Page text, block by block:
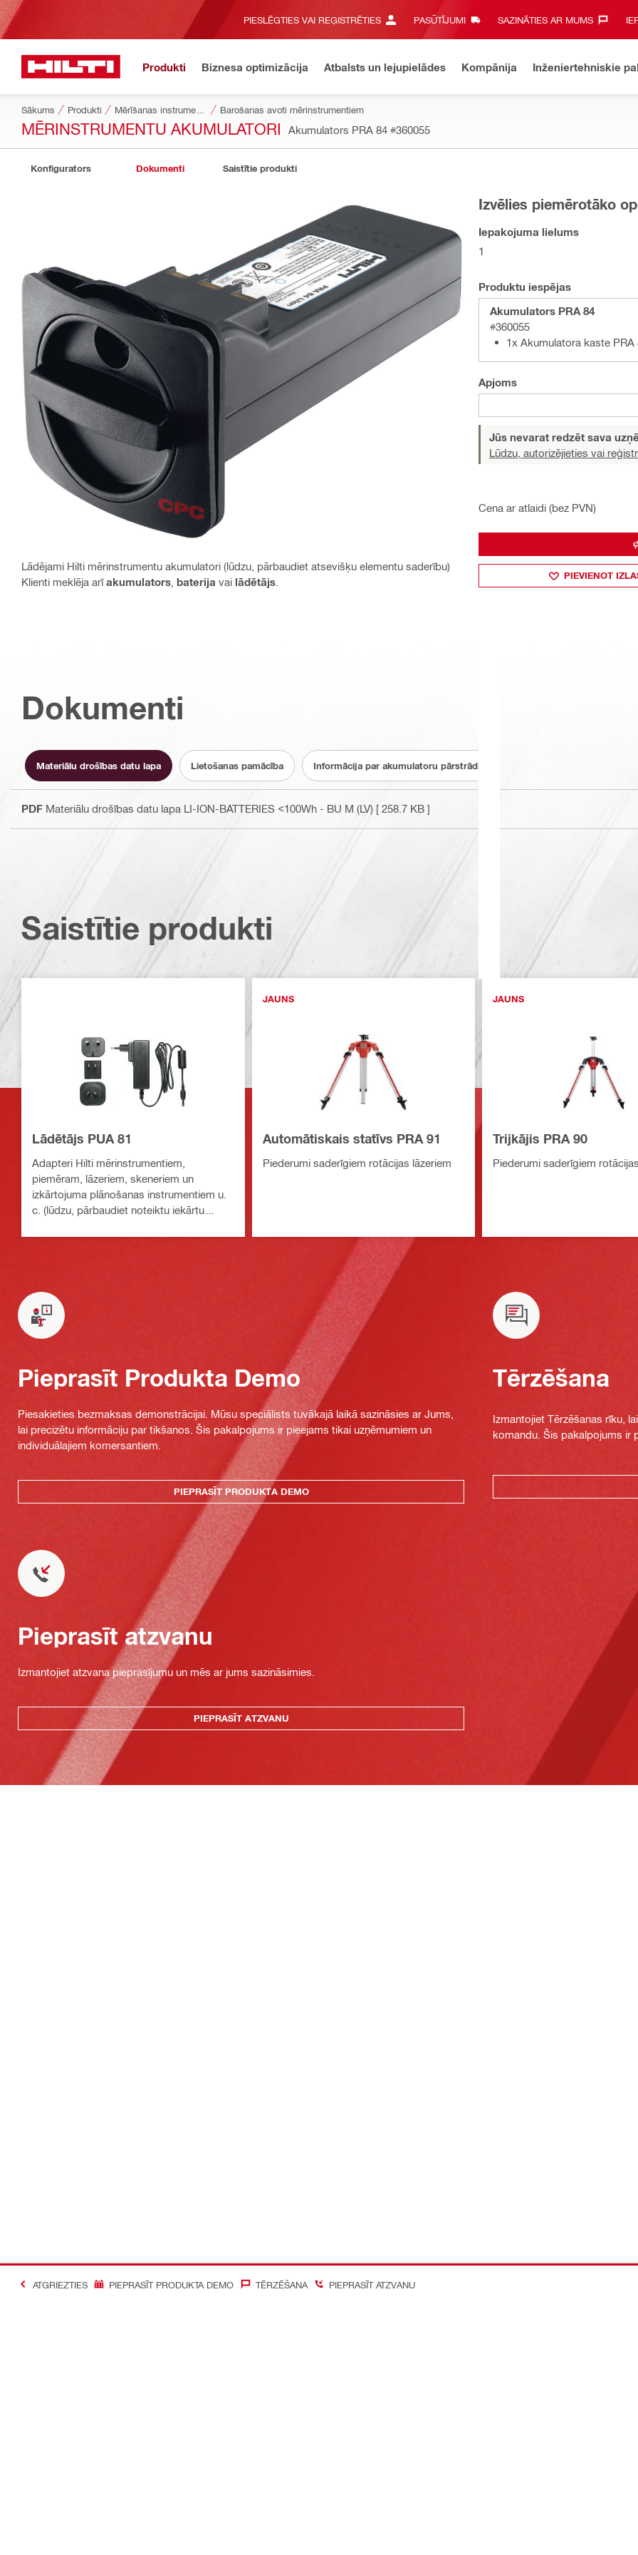
PIESLĒGTIES VAI REĢISTRĒTIES PASŪTĪJUMI SAZINĀTIES AR MUMS‎
Produkti Biznesa optimizācija Atbalsts un lejupielādes Kompānija Inženiertehniskie
Sākums Produkti Barošanas avoti mērinstrumentiem
MĒRINSTRUMENTU AKUMULATORI Akumulators PRA 84 #360055
Konfigurators Dokumenti Saistītie produkti
Lādējami Hilti mērinstrumentu akumulatori (lūdzu, pārbaudiet atsevišķu elementu saderību)
Klienti meklēja arīakumulators baterija vai lādētājs
Izvēlies piemērotāko
Iepakojuma lielums
1
Produktu iespējas
Akumulators PRA 84
#360055
1x Akumulatora kaste
Apjoms
Jūs nevarat redzēt sava
Lūdzu, autorizējieties vai
Cena ar atlaidi (bez PVN)
PIEVIENOT
Dokumenti
Materiālu drošības datu lapa Lietošanas pamācība Informācija par akumulatoru pārstrādi
PDF Materiālu drošības datu lapa LI-ION-BATTERIES <100Wh - BU M (LV) [ 258.7 KB ]
Saistītie produkti
Lādētājs PUA 81
Adapteri Hilti mērinstrumentiem,
piemēram, lāzeriem, skeneriem un
izkārtojuma plānošanas instrumentiem u.
c. (lūdzu, pārbaudiet noteiktu iekārtu
JAUNS
Automātiskais statīvs PRA 91
Piederumi saderīgiem rotācijas lāzeriem
JAUNS
Trijkājis PRA 90
Piederumi saderīgiem
Pieprasīt Produkta Demo
Piesakieties bezmaksas demonstrācijai. Mūsu speciālists tuvākajā laikā sazināsies ar Jums,
lai precizētu informāciju par tikšanos. Šis pakalpojums ir pieejams tikai uzņēmumiem un
individuālajiem komersantiem.
PIEPRASĪT PRODUKTA DEMO
Tērzēšana
Izmantojiet Tērzēšanas rīku,
komandu. Šis pakalpojums ir
Pieprasīt atzvanu
Izmantojiet atzvana pieprasījumu un mēs ar jums sazināsimies.
PIEPRASĪT ATZVANU
ATGRIEZTIES PIEPRASĪT PRODUKTA DEMO TĒRZĒŠANA PIEPRASĪT ATZVANU